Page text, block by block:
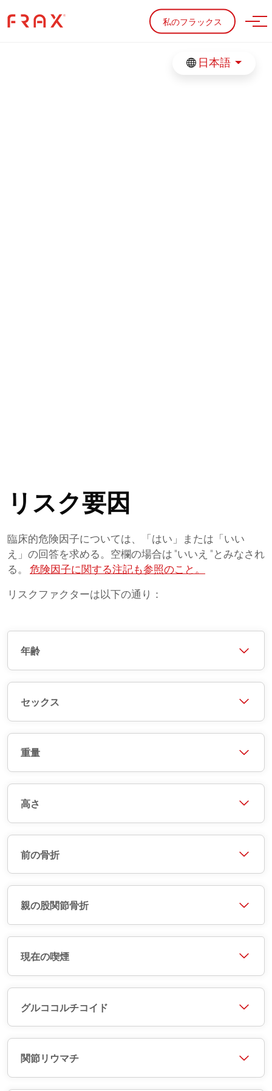
私のフラックス
日本語
リスク要因
臨床的危険因子については、「はい」または「いい
え」の回答を求める。空欄の場合は "いいえ "とみなされ
る。 危険因子に関する注記も参照のこと。
リスクファクターは以下の通り：
年齢
セックス
重量
高さ
前の骨折
親の股関節骨折
現在の喫煙
グルココルチコイド
関節リウマチ